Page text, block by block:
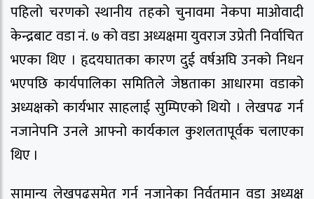
पहिलो चरणको स्थानीय तहको चुनावमा नेकपा माओवादी
केन्द्रबाट वडा नं. ७ को वडा अध्यक्षमा युवराज उप्रेती निर्वाचित
भएका थिए । हृदयघातका कारण दुई वर्षअघि उनको निधन
भएपछि कार्यपालिका समितिले जेष्ठताका आधारमा वडाको
अध्यक्षको कार्यभार साहलाई सुम्पिएको थियो । लेखपढ गर्न
नजानेपनि उनले आफ्नो कार्यकाल कुशलतापूर्वक चलाएका
थिए ।
सामान्य लेखपढसमेत गर्न नजानेका निर्वतमान वडा अध्यक्ष